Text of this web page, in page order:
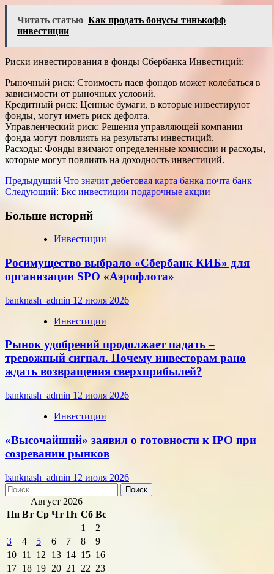
Читать статью Как продать бонусы тинькофф
инвестиции
Риски инвестирования в фонды Сбербанка Инвестиций:
Рыночный риск: Стоимость паев фондов может колебаться в
зависимости от рыночных условий.
Кредитный риск: Ценные бумаги, в которые инвестируют
фонды, могут иметь риск дефолта.
Управленческий риск: Решения управляющей компании
фонда могут повлиять на результаты инвестиций.
Расходы: Фонды взимают определенные комиссии и расходы,
которые могут повлиять на доходность инвестиций.
Навигация
записи
Предыдущий Что значит дебетовая карта банка почта банк
Следующий: Бкс инвестиции подарочные акции
Больше историй
Инвестиции
Росимущество выбрало «Сбербанк КИБ» для
организации SPO «Аэрофлота»
banknash_admin 12 июля 2026
Инвестиции
Рынок удобрений продолжает падать –
тревожный сигнал. Почему инвесторам рано
ждать возвращения сверхприбылей?
banknash_admin 12 июля 2026
Инвестиции
«Высочайший» заявил о готовности к IPO при
созревании рынков
banknash_admin 12 июля 2026
Найти:
Август 2026
Пн Вт Ср Чт Пт Сб Вс
1
2
3
4 5 6 7 8
9
10 11 12 13 14 15 16
17 18 19 20 21 22 23